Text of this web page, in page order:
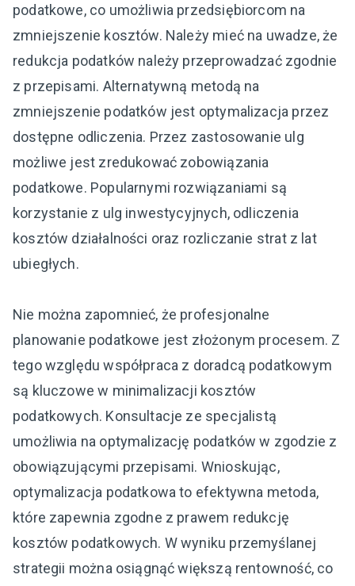
podatkowe, co umożliwia przedsiębiorcom na
zmniejszenie kosztów. Należy mieć na uwadze, że
redukcja podatków należy przeprowadzać zgodnie
z przepisami. Alternatywną metodą na
zmniejszenie podatków jest optymalizacja przez
dostępne odliczenia. Przez zastosowanie ulg
możliwe jest zredukować zobowiązania
podatkowe. Popularnymi rozwiązaniami są
korzystanie z ulg inwestycyjnych, odliczenia
kosztów działalności oraz rozliczanie strat z lat
ubiegłych.
Nie można zapomnieć, że profesjonalne
planowanie podatkowe jest złożonym procesem. Z
tego względu współpraca z doradcą podatkowym
są kluczowe w minimalizacji kosztów
podatkowych. Konsultacje ze specjalistą
umożliwia na optymalizację podatków w zgodzie z
obowiązującymi przepisami. Wnioskując,
optymalizacja podatkowa to efektywna metoda,
które zapewnia zgodne z prawem redukcję
kosztów podatkowych. W wyniku przemyślanej
strategii można osiągnąć większą rentowność, co